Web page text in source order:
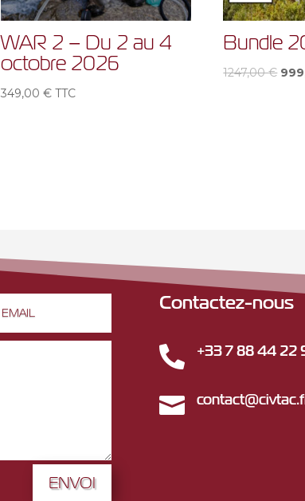
WAR 2 – Du 2 au 4
octobre 2026
349,00€ TTC
Bundle
1247,00€ Le
ENVOI
Contactez-nous
 +33 7 88 44 22
